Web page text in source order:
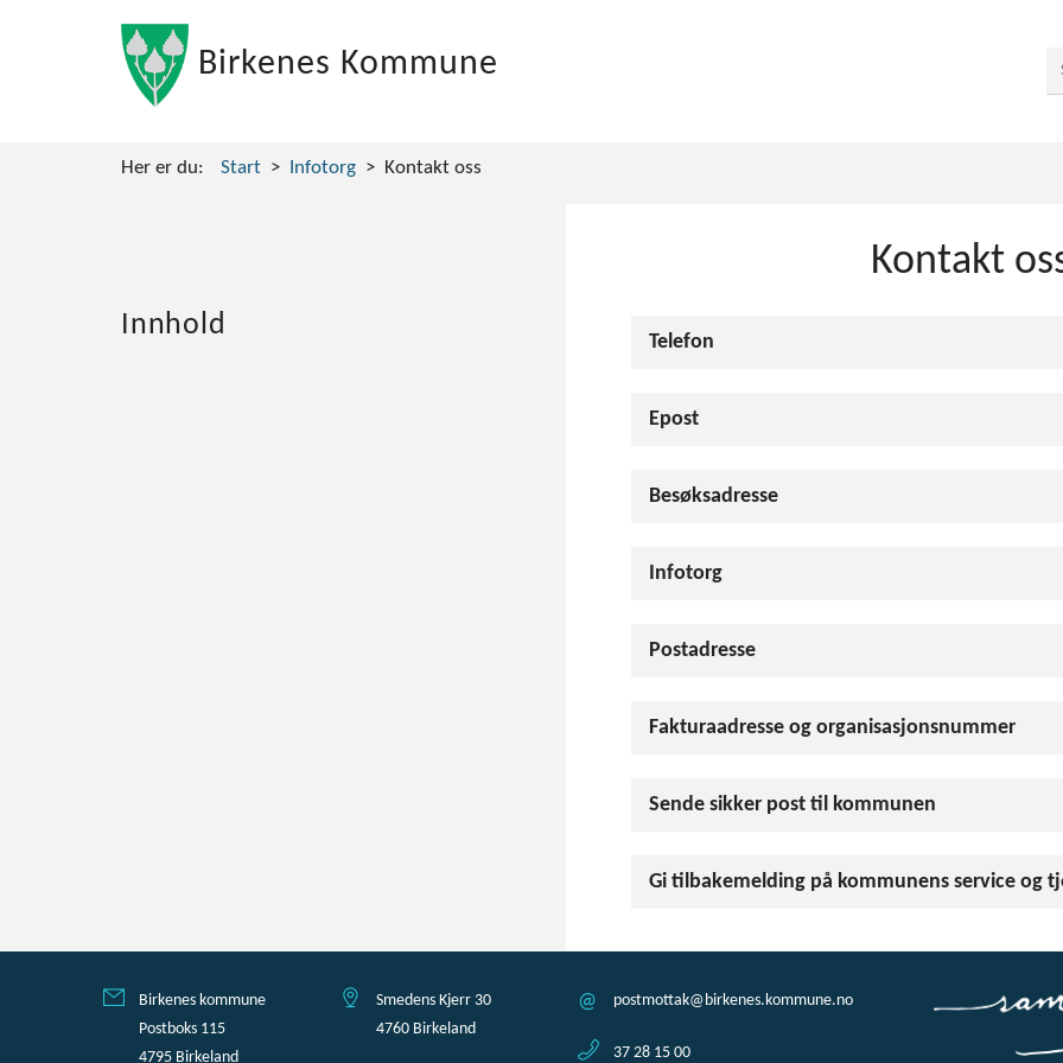
Birkenes Kommune
Her er du: Start Infotorg Kontakt oss
Kontakt
Innhold
Telefon
Epost
Besøksadresse
Infotorg
Postadresse
Fakturaadresse og organisasjonsnummer
Sende sikker post til kommunen
Gi tilbakemelding på kommunens service og
Birkenes kommune
Postboks 115
4795 Birkeland
Smedens Kjerr 30
4760 Birkeland
postmottak@birkenes.kommune.no
37 28 15 00